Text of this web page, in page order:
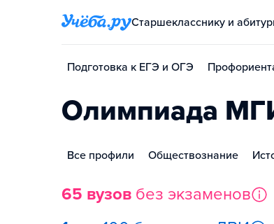
Старшекласснику и
Подготовка к ЕГЭ и ОГЭ
Олимпиада
Все профили Обществознание
65 вузов без экзаменов